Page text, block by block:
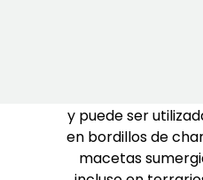
y puede ser
en bordillos de
macetas